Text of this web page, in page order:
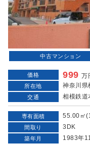
中古マンション
価格 999万
所在地 神奈川県
交通 相模鉄道
専有面積 55.00㎡
間取り 3DK
築年月 1983年